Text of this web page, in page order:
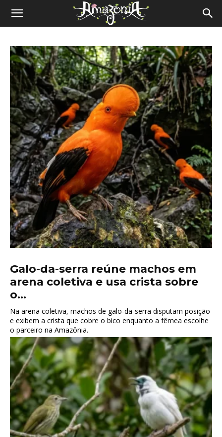
Revista
Galo-da-serra reúne machos em
arena coletiva e usa crista sobre
o...
Na arena coletiva, machos de galo-da-serra disputam posição
e exibem a crista que cobre o bico enquanto a fêmea escolhe
o parceiro na Amazônia.